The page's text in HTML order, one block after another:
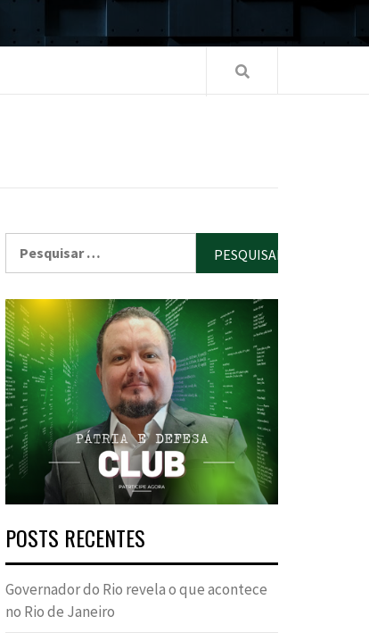
POSTS RECENTES
Governador do Rio revela o que acontece
no Rio de Janeiro